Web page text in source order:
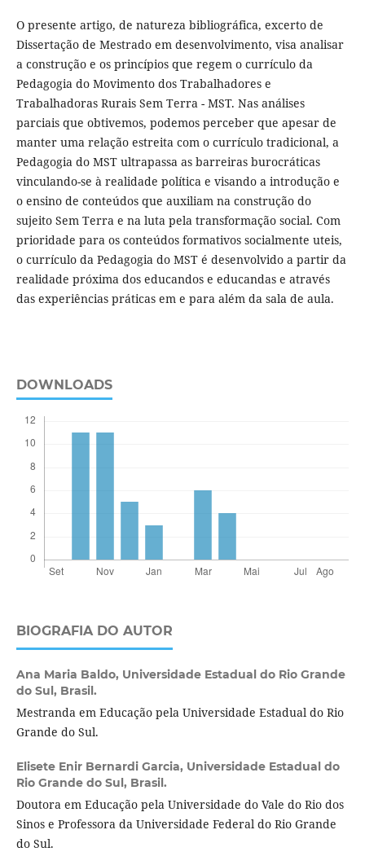
O presente artigo, de natureza bibliográfica, excerto de
Dissertação de Mestrado em desenvolvimento, visa analisar
a construção e os princípios que regem o currículo da
Pedagogia do Movimento dos Trabalhadores e
Trabalhadoras Rurais Sem Terra - MST. Nas análises
parciais que obtivemos, podemos perceber que apesar de
manter uma relação estreita com o currículo tradicional, a
Pedagogia do MST ultrapassa as barreiras burocráticas
vinculando-se à realidade política e visando a introdução e
o ensino de conteúdos que auxiliam na construção do
sujeito Sem Terra e na luta pela transformação social. Com
prioridade para os conteúdos formativos socialmente uteis,
o currículo da Pedagogia do MST é desenvolvido a partir da
realidade próxima dos educandos e educandas e através
das experiências práticas em e para além da sala de aula.
DOWNLOADS
BIOGRAFIA DO AUTOR
Ana Maria Baldo, Universidade Estadual do Rio Grande
do Sul, Brasil.
Mestranda em Educação pela Universidade Estadual do Rio
Grande do Sul.
Elisete Enir Bernardi Garcia, Universidade Estadual do
Rio Grande do Sul, Brasil.
Doutora em Educação pela Universidade do Vale do Rio dos
Sinos e Professora da Universidade Federal do Rio Grande
do Sul.